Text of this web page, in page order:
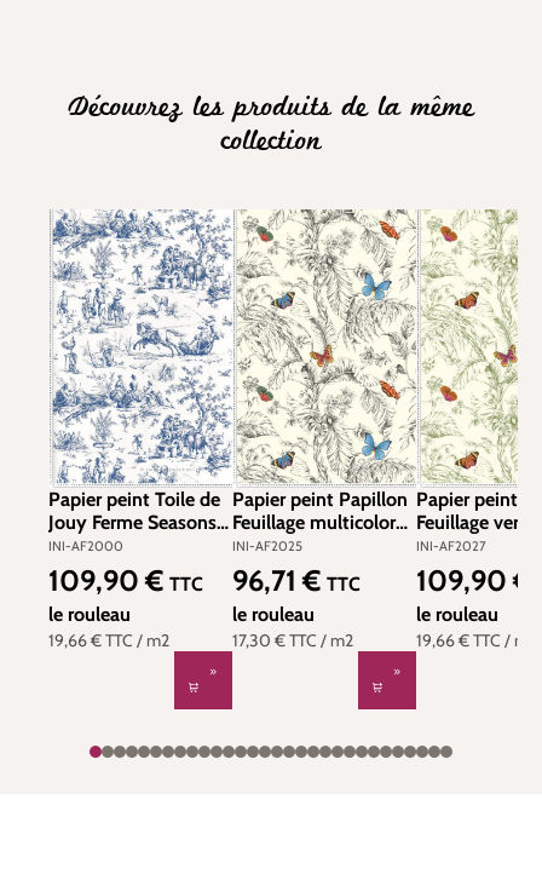
Découvrez les produits de la même
collection
Papier peint Toile de
Jouy Ferme Seasons
bleu navy - Toiles de
York (Initiales) | Réf.
INI-AF2000
INI-AF2000
19,66 €TTC / m2
Prix régulier :
109,90 € TTC
le rouleau
Papier peint Papillon
Feuillage multicolore
noir et blanc - Toiles
de York (Initiales) |
Réf. INI-AF2025
INI-AF2025
17,30 €TTC / m2
Prix régulier :
96,71 € TTC
le rouleau
Papier peint
Feuillage vert
rose - Toiles
(Initiales) |
AF2027
INI-AF2027
19,66 €TTC / m2
Prix régulier :
109,90 €
le rouleau